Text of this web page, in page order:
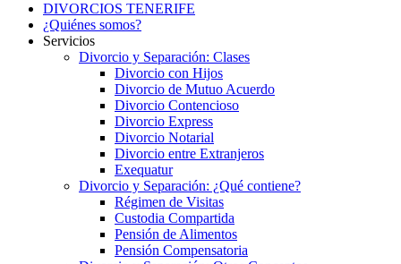
DIVORCIOS TENERIFE
¿Quiénes somos?
Servicios
Divorcio y Separación: Clases
Divorcio con Hijos
Divorcio de Mutuo Acuerdo
Divorcio Contencioso
Divorcio Express
Divorcio Notarial
Divorcio entre Extranjeros
Exequatur
Divorcio y Separación: ¿Qué contiene?
Régimen de Visitas
Custodia Compartida
Pensión de Alimentos
Pensión Compensatoria